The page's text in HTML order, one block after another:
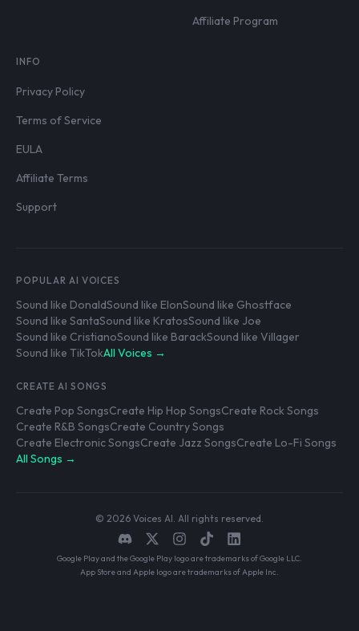
Affiliate Program
INFO
Privacy Policy
Terms of Service
EULA
Affiliate Terms
Support
POPULAR AI VOICES
Sound like DonaldSound like ElonSound like Ghostface
Sound like SantaSound like KratosSound like Joe
Sound like CristianoSound like BarackSound like Villager
Sound like TikTokAll Voices →
CREATE AI SONGS
Create Pop SongsCreate Hip Hop SongsCreate Rock Songs
Create R&B SongsCreate Country Songs
Create Electronic SongsCreate Jazz SongsCreate Lo-Fi Songs
All Songs →
© 2026 Voices AI. All rights reserved.
Google Play and the Google Play logo are trademarks of Google LLC.
App Store and Apple logo are trademarks of Apple Inc.